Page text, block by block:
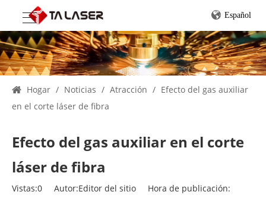
Español
Hogar / Noticias / Atracción / Efecto del gas auxiliar
en el corte láser de fibra
Efecto del gas auxiliar en el corte
láser de fibra
Vistas:0 Autor:Editor del sitio Hora de publicación: